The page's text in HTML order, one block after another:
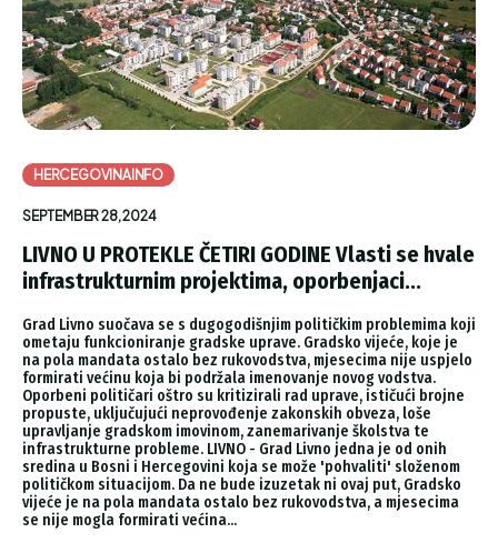
HERCEGOVINAINFO
SEPTEMBER 28, 2024
LIVNO U PROTEKLE ČETIRI GODINE Vlasti se hvale
infrastrukturnim projektima, oporbenjaci...
Grad Livno suočava se s dugogodišnjim političkim problemima koji
ometaju funkcioniranje gradske uprave. Gradsko vijeće, koje je
na pola mandata ostalo bez rukovodstva, mjesecima nije uspjelo
formirati većinu koja bi podržala imenovanje novog vodstva.
Oporbeni političari oštro su kritizirali rad uprave, ističući brojne
propuste, uključujući neprovođenje zakonskih obveza, loše
upravljanje gradskom imovinom, zanemarivanje školstva te
infrastrukturne probleme. LIVNO - Grad Livno jedna je od onih
sredina u Bosni i Hercegovini koja se može 'pohvaliti' složenom
političkom situacijom. Da ne bude izuzetak ni ovaj put, Gradsko
vijeće je na pola mandata ostalo bez rukovodstva, a mjesecima
se nije mogla formirati većina...